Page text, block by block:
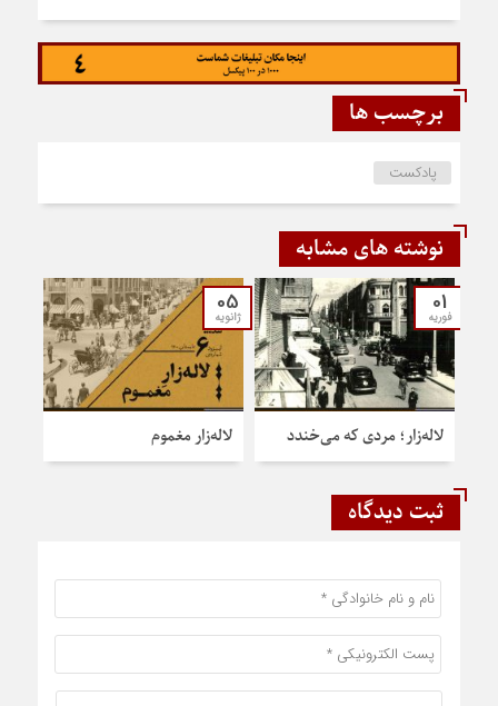
برچسب ها
پادکست
نوشته های مشابه
01
فوریه
لاله‌زار؛ مردی که می‌خندد
05
ژانویه
لاله‌زار مغموم
ثبت دیدگاه